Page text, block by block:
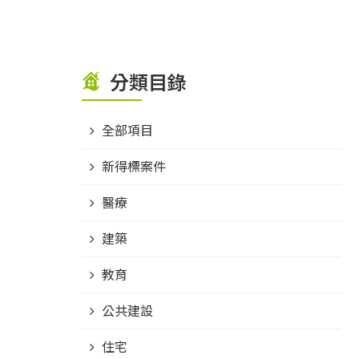
分類目錄
全部項目
新得標案件
醫療
建築
教育
公共建設
住宅